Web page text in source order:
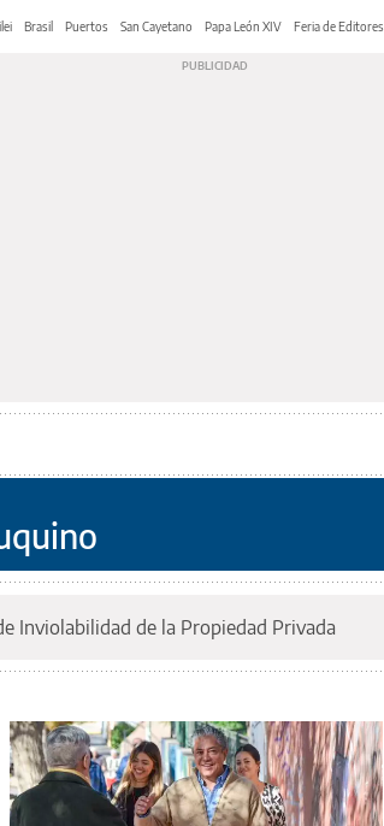
Brasil Puertos San Cayetano Papa León XIV Feria de Editores
Inviolabilidad de la Propiedad Privada